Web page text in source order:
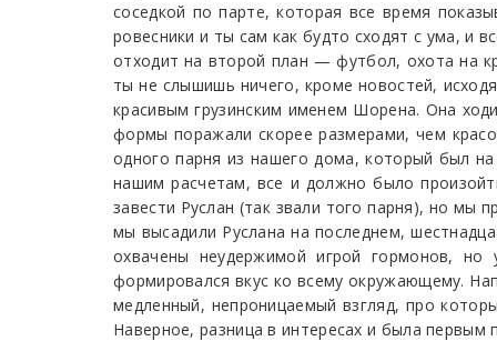
соседкой по парте, которая все время
ровесники и ты сам как будто сходят с ума, и
отходит на второй план — футбол, охота на
ты не слышишь ничего, кроме новостей,
красивым грузинским именем Шорена. Она
формы поражали скорее размерами, чем
одного парня из нашего дома, который был
нашим расчетам, все и должно было
завести Руслан (так звали того парня), но мы
мы высадили Руслана на последнем,
охвачены неудержимой игрой гормонов,
формировался вкус ко всему окружающему.
медленный, непроницаемый взгляд, про
Наверное, разница в интересах и была первым